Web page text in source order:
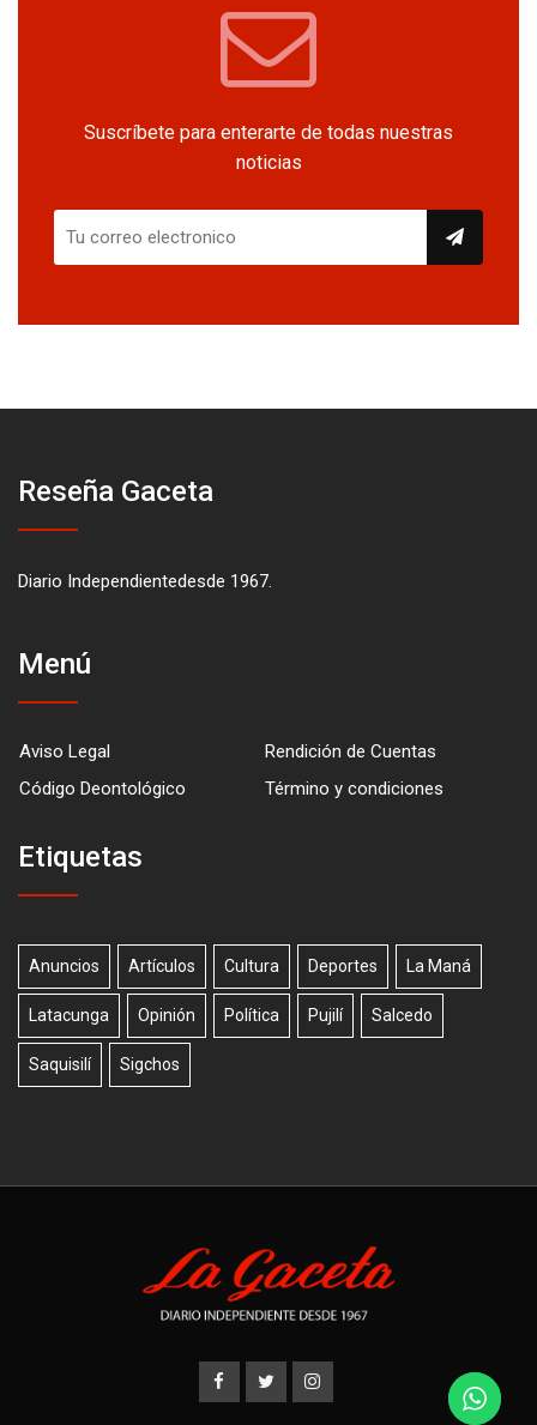
Suscríbete para enterarte de todas nuestras
noticias
Reseña Gaceta
Diario Independientedesde 1967.
Menú
Aviso Legal
Rendición de Cuentas
Código Deontológico
Término y condiciones
Etiquetas
Anuncios Artículos Cultura Deportes La Maná
Latacunga Opinión Política Pujilí Salcedo
Saquisilí Sigchos